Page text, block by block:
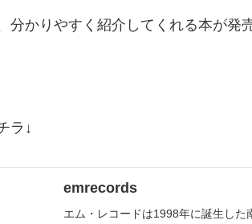
分かりやすく紹介してくれる本が発
ラ↓
emrecords
エム・レコードは1998年に誕生した